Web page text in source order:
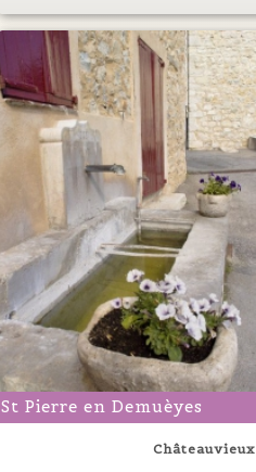
St Pierre en Demuèyes
Châteauvieux